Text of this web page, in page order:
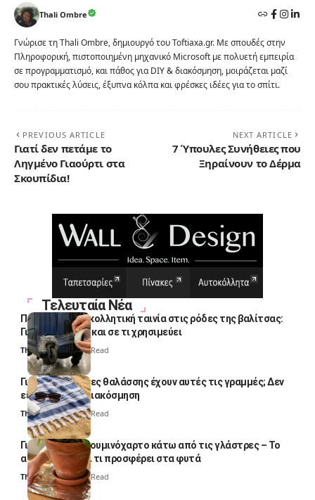
Thali Ombre
Γνώρισε τη Thali Ombre, δημιουργό του Toftiaxa.gr. Με σπουδές στην
Πληροφορική, πιστοποιημένη μηχανικό Microsoft με πολυετή εμπειρία
σε προγραμματισμό, και πάθος για DIY & διακόσμηση, μοιράζεται μαζί
σου πρακτικές λύσεις, έξυπνα κόλπα και φρέσκες ιδέες για το σπίτι.
PREVIOUS ARTICLE
Γιατί δεν πετάμε το
Ληγμένο Γιαούρτι στα
Σκουπίδια!
NEXT ARTICLE
7 Ύπουλες Συνήθειες που
Ξηραίνουν το Δέρμα
Τελευταία Νέα
Πολλοί βάζουν κολλητική ταινία στις ρόδες της βαλίτσας:
Γιατί το κάνουν και σε τι χρησιμεύει
Thali Ombre4 Min Read
Γιατί οι πετσέτες θαλάσσης έχουν αυτές τις γραμμές; Δεν
είναι μόνο για διακόσμηση
Thali Ombre5 Min Read
Γιατί βάζουν αλουμινόχαρτο κάτω από τις γλάστρες – Το
απλό κόλπο και τι προσφέρει στα φυτά
Thali Ombre4 Min Read